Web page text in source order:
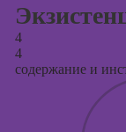
4
4
содержание и